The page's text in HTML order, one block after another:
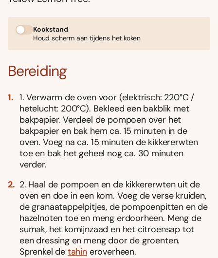
Kookstand
Houd scherm aan tijdens het koken
Bereiding
1. Verwarm de oven voor (elektrisch: 220°C /
hetelucht: 200°C). Bekleed een bakblik met
bakpapier. Verdeel de pompoen over het
bakpapier en bak hem ca. 15 minuten in de
oven. Voeg na ca. 15 minuten de kikkererwten
toe en bak het geheel nog ca. 30 minuten
verder.
2. Haal de pompoen en de kikkererwten uit de
oven en doe in een kom. Voeg de verse kruiden,
de granaatappelpitjes, de pompoenpitten en de
hazelnoten toe en meng erdoorheen. Meng de
sumak, het komijnzaad en het citroensap tot
een dressing en meng door de groenten.
Sprenkel de tahineroverheen.